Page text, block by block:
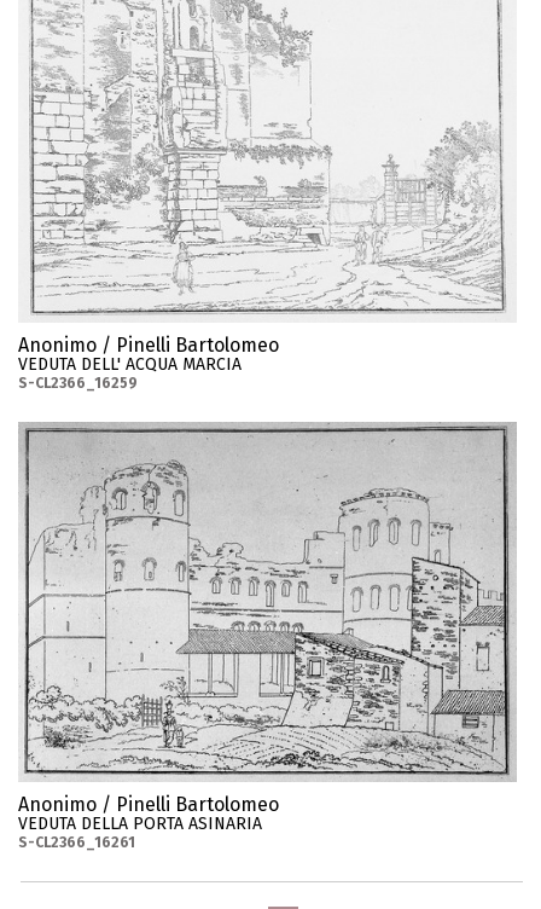
Anonimo / Pinelli Bartolomeo
VEDUTA DELL' ACQUA MARCIA
S-CL2366_16259
Anonimo / Pinelli Bartolomeo
VEDUTA DELLA PORTA ASINARIA
S-CL2366_16261